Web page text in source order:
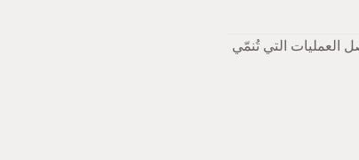
العمليات التي تُنمّي